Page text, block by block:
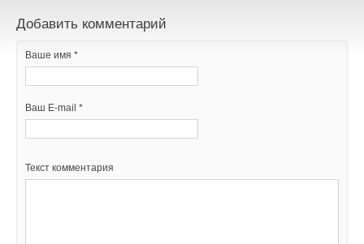
Добавить комментарий
Ваше имя *
Ваш E-mail *
Текст комментария